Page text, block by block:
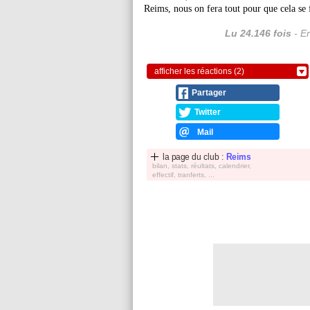
Reims, nous on fera tout pour que cela
Lu 24.146 fois -
afficher les réactions (2)
Partager
Twitter
Mail
la page du club : Reims
bilan, stats, réultats, calendrier,
effectif, tranferts, ...